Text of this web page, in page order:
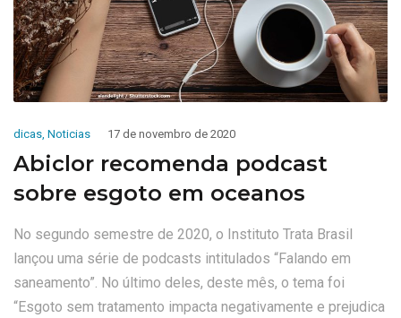
dicas, Noticias 17 de novembro de 2020
Abiclor recomenda podcast
sobre esgoto em oceanos
No segundo semestre de 2020, o Instituto Trata Brasil
lançou uma série de podcasts intitulados “Falando em
saneamento”. No último deles, deste mês, o tema foi
“Esgoto sem tratamento impacta negativamente e prejudica